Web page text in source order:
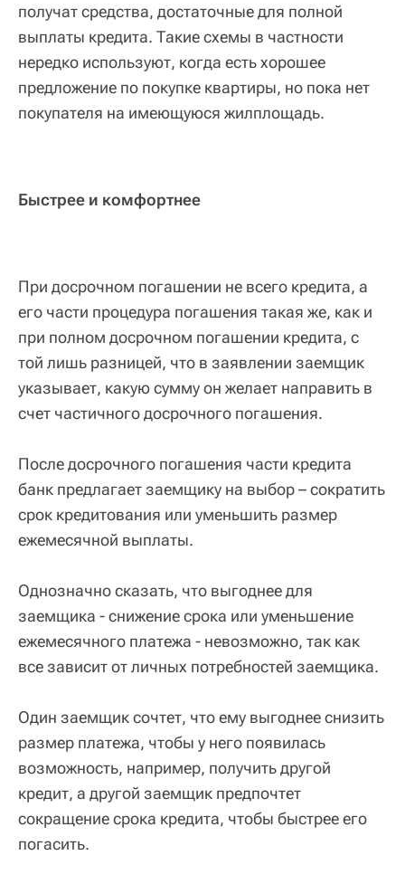
получат средства, достаточные для полной
выплаты кредита. Такие схемы в частности
нередко используют, когда есть хорошее
предложение по покупке квартиры, но пока нет
покупателя на имеющуюся жилплощадь.
Быстрее и комфортнее
При досрочном погашении не всего кредита, а
его части процедура погашения такая же, как и
при полном досрочном погашении кредита, с
той лишь разницей, что в заявлении заемщик
указывает, какую сумму он желает направить в
счет частичного досрочного погашения.
После досрочного погашения части кредита
банк предлагает заемщику на выбор – сократить
срок кредитования или уменьшить размер
ежемесячной выплаты.
Однозначно сказать, что выгоднее для
заемщика - снижение срока или уменьшение
ежемесячного платежа - невозможно, так как
все зависит от личных потребностей заемщика.
Один заемщик сочтет, что ему выгоднее снизить
размер платежа, чтобы у него появилась
возможность, например, получить другой
кредит, а другой заемщик предпочтет
сокращение срока кредита, чтобы быстрее его
погасить.